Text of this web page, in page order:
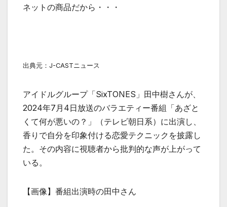
ネットの商品だから・・・
出典元：J-CASTニュース
アイドルグループ「SixTONES」田中樹さんが、
2024年7月4日放送のバラエティー番組「あざと
くて何が悪いの？」（テレビ朝日系）に出演し、
香りで自分を印象付ける恋愛テクニックを披露し
た。その内容に視聴者から批判的な声が上がって
いる。
【画像】番組出演時の田中さん